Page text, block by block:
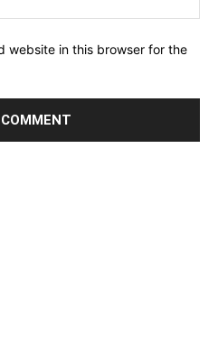
website in this browser for the